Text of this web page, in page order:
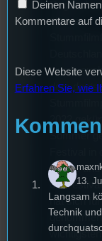
älteste
wurde
dem
2022
Sommer
Runde und
die
hat sich
wichtigsten
Deinen
Kommentare auf
Diese Website
Erfahren Sie, wie
13.
Langsam
Technik